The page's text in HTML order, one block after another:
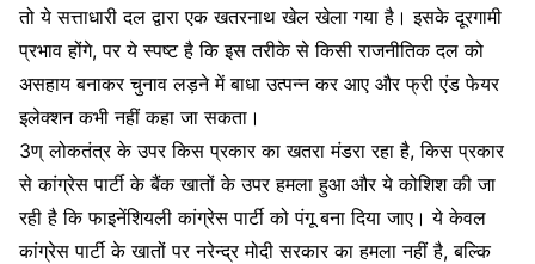
तो ये सत्ताधारी दल द्वारा एक खतरनाथ खेल खेला गया है। इसके दूरगामी
प्रभाव होंगे, पर ये स्पष्ट है कि इस तरीके से किसी राजनीतिक दल को
असहाय बनाकर चुनाव लड़ने में बाधा उत्पन्न कर आए और फ्री एंड फेयर
इलेक्शन कभी नहीं कहा जा सकता।
3ण् लोकतंत्र के उपर किस प्रकार का खतरा मंडरा रहा है, किस प्रकार
से कांग्रेस पार्टी के बैंक खातों के उपर हमला हुआ और ये कोशिश की जा
रही है कि फाइनेंशियली कांग्रेस पार्टी को पंगू बना दिया जाए। ये केवल
कांग्रेस पार्टी के खातों पर नरेन्द्र मोदी सरकार का हमला नहीं है, बल्कि